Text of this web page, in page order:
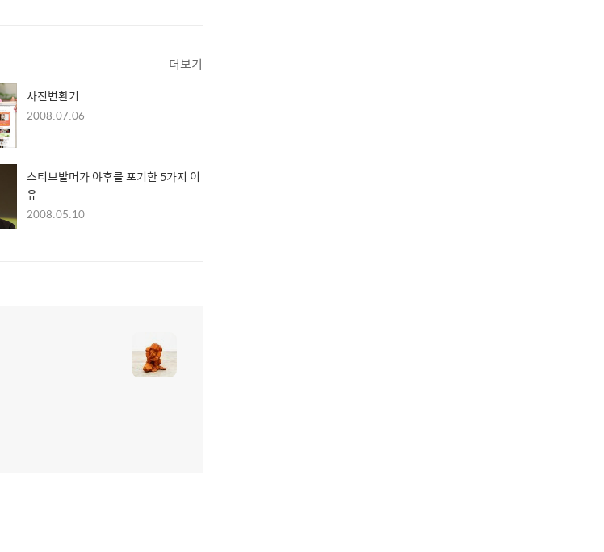
더보기
사진변환기
2008.07.06
스티브발머가 야후를 포기한 5가지 이
유
2008.05.10